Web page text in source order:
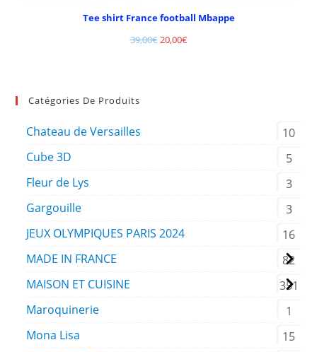
Tee shirt France football Mbappe
39,00€20,00€
Catégories De Produits
Chateau de Versailles
10
Cube 3D
5
Fleur de Lys
3
Gargouille
3
JEUX OLYMPIQUES PARIS 2024
16
MADE IN FRANCE
82
MAISON ET CUISINE
351
Maroquinerie
1
Mona Lisa
15